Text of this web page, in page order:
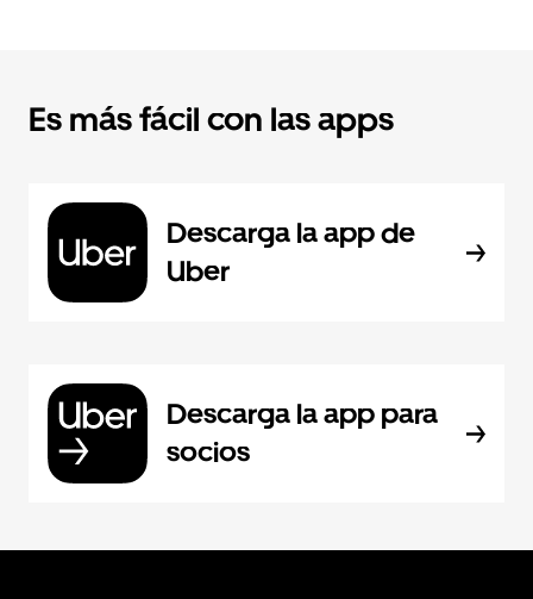
Es más fácil con las apps
Descarga la app de
Uber
Descarga la app para
socios